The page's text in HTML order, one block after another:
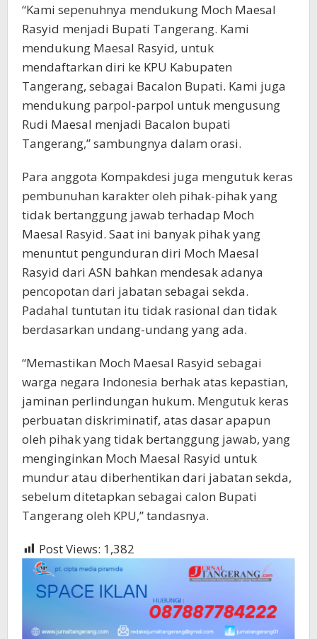
“Kami sepenuhnya mendukung Moch Maesal
Rasyid menjadi Bupati Tangerang. Kami
mendukung Maesal Rasyid, untuk
mendaftarkan diri ke KPU Kabupaten
Tangerang, sebagai Bacalon Bupati. Kami juga
mendukung parpol-parpol untuk mengusung
Rudi Maesal menjadi Bacalon bupati
Tangerang,” sambungnya dalam orasi.
Para anggota Kompakdesi juga mengutuk keras
pembunuhan karakter oleh pihak-pihak yang
tidak bertanggung jawab terhadap Moch
Maesal Rasyid. Saat ini banyak pihak yang
menuntut pengunduran diri Moch Maesal
Rasyid dari ASN bahkan mendesak adanya
pencopotan dari jabatan sebagai sekda.
Padahal tuntutan itu tidak rasional dan tidak
berdasarkan undang-undang yang ada.
“Memastikan Moch Maesal Rasyid sebagai
warga negara Indonesia berhak atas kepastian,
jaminan perlindungan hukum. Mengutuk keras
perbuatan diskriminatif, atas dasar apapun
oleh pihak yang tidak bertanggung jawab, yang
menginginkan Moch Maesal Rasyid untuk
mundur atau diberhentikan dari jabatan sekda,
sebelum ditetapkan sebagai calon Bupati
Tangerang oleh KPU,” tandasnya.
Post Views: 1,382